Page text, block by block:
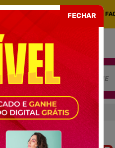
CERTIFICADO EMITIDO POR UMA
COMO FUNCIONA
ESTRANGEIROS
FECHAR